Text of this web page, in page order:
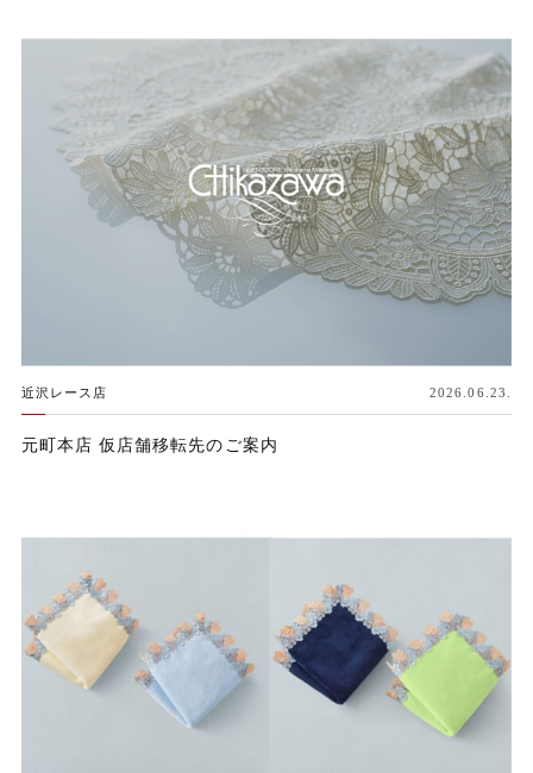
近沢レース店 2026.06.23.
元町本店 仮店舗移転先のご案内